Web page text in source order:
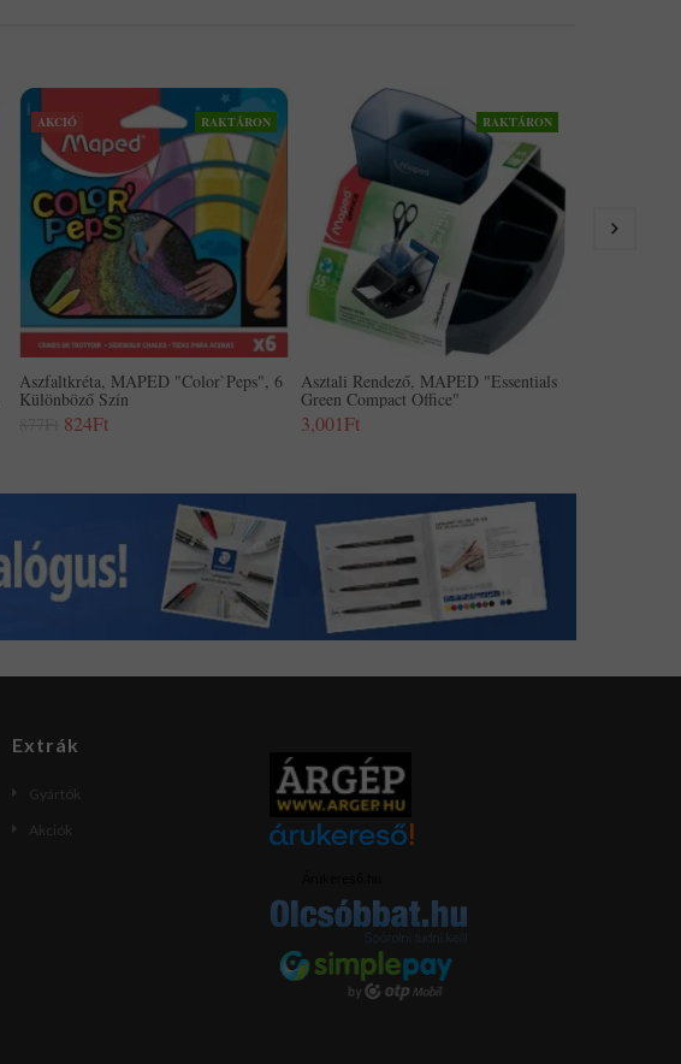
AKCIÓ RAKTÁRON
Aszfaltkréta, MAPED "Color`Peps", 6
Különböző Szín
824Ft
RAKTÁRON
Asztali Rendező, MAPED "Essentials
Green Compact Office"
3,001Ft
Extrák
Gyártók
Akciók